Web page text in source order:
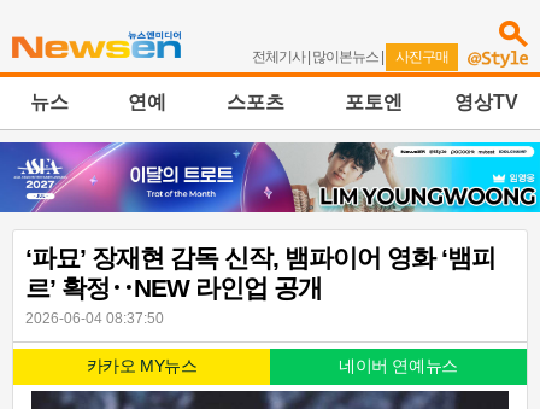
전체기사| 많이본뉴스 | 사진구매
뉴스 연예 스포츠 포토엔 영상TV
‘파묘’ 장재현 감독 신작, 뱀파이어 영화 ‘뱀피
르’ 확정‥NEW 라인업 공개
2026-06-04 08:37:50
카카오 MY뉴스 네이버 연예뉴스